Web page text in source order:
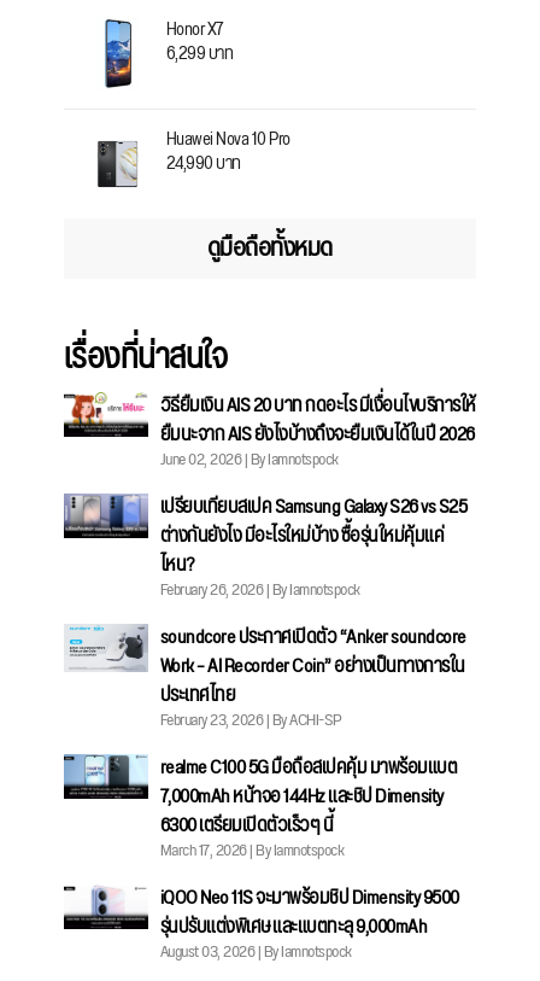
Honor X7
6,299 บาท
Huawei Nova 10 Pro
24,990 บาท
ดูมือถือทั้งหมด
เรื่องที่น่าสนใจ
วิธียืมเงิน AIS 20 บาท กดอะไร มีเงื่อนไขบริการให้
ยืมนะจาก AIS ยังไงบ้างถึงจะยืมเงินได้ในปี 2026
June 02, 2026 | By Iamnotspock
เปรียบเทียบสเปค Samsung Galaxy S26 vs S25
ต่างกันยังไง มีอะไรใหม่บ้าง ซื้อรุ่นใหม่คุ้มแค่
ไหน?
February 26, 2026 | By Iamnotspock
soundcore ประกาศเปิดตัว “Anker soundcore
Work – AI Recorder Coin” อย่างเป็นทางการใน
ประเทศไทย
February 23, 2026 | By ACHI-SP
realme C100 5G มือถือสเปคคุ้ม มาพร้อมแบต
7,000mAh หน้าจอ 144Hz และชิป Dimensity
6300 เตรียมเปิดตัวเร็วๆ นี้
March 17, 2026 | By Iamnotspock
iQOO Neo 11S จะมาพร้อมชิป Dimensity 9500
รุ่นปรับแต่งพิเศษ และแบตทะลุ 9,000mAh
August 03, 2026 | By Iamnotspock